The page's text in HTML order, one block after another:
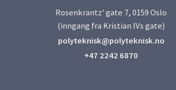
Rosenkrantz' gate 7, 0159 Oslo
(inngang fra Kristian IVs gate)
polyteknisk@polyteknisk.no
+47 2242 6870